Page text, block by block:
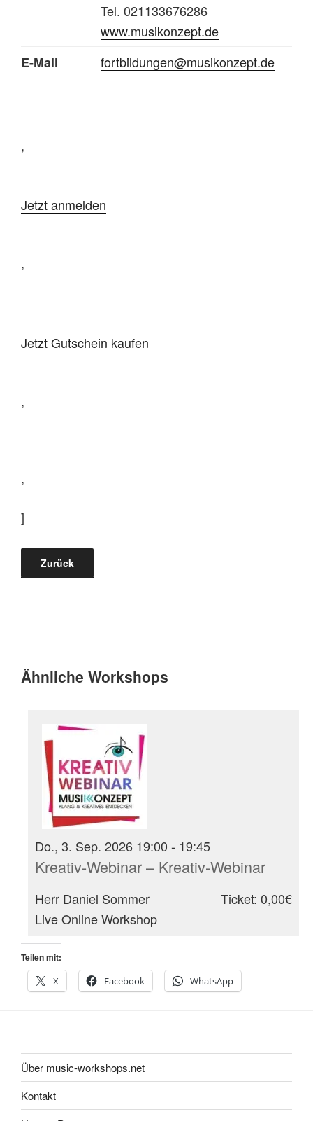
Tel. 021133676286
www.musikonzept.de
E-Mail
fortbildungen@musikonzept.de
,
Jetzt anmelden
,
Jetzt Gutschein kaufen
,
,
]
Zurück
Ähnliche Workshops
Do., 3. Sep. 2026 19:00 - 19:45
Kreativ-Webinar – Kreativ-Webinar
Herr Daniel Sommer
Live Online Workshop
Ticket: 0,00€
Teilen mit:
X
Facebook WhatsApp
Über music-workshops.net
Kontakt